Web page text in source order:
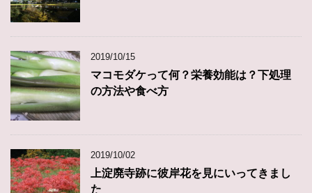
2019/10/15
マコモダケって何？栄養効能は？下処理
の方法や食べ方
2019/10/02
上淀廃寺跡に彼岸花を見にいってきまし
た